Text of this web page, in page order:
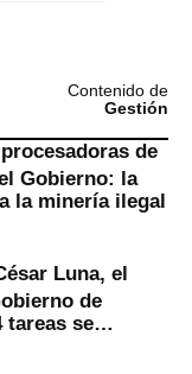
Contenido de
Gestión
de
Gobierno: la
la minería ilegal
Luna, el
de
tareas se